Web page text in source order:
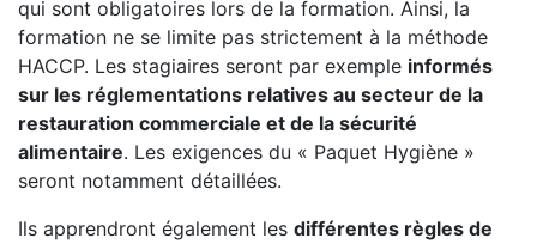
qui sont obligatoires lors de la formation. Ainsi, la
formation ne se limite pas strictement à la méthode
HACCP. Les stagiaires seront par exemple informés
sur les réglementations relatives au secteur de la
restauration commerciale et de la sécurité
alimentaire. Les exigences du « Paquet Hygiène »
seront notamment détaillées.
Ils apprendront également les différentes règles de